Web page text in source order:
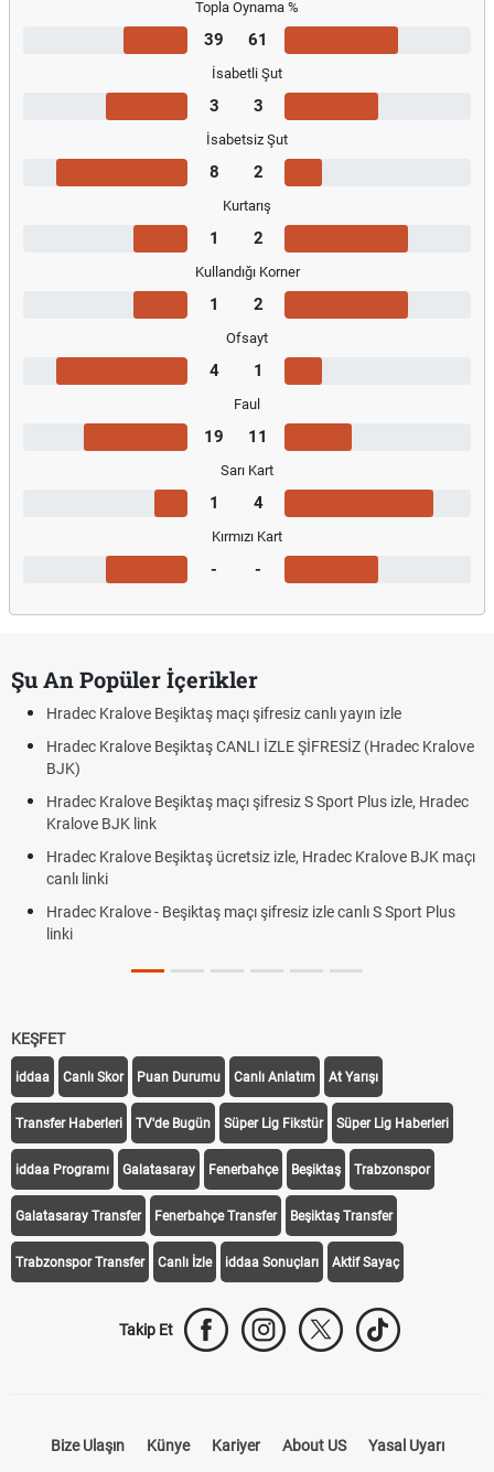
Topla Oynama %
39 61
İsabetli Şut
3 3
İsabetsiz Şut
8 2
Kurtarış
1 2
Kullandığı Korner
1 2
Ofsayt
4 1
Faul
19 11
Sarı Kart
1 4
Kırmızı Kart
- -
Şu An Popüler İçerikler
Hradec Kralove Beşiktaş maçı şifresiz canlı yayın izle
Hradec Kralove Beşiktaş CANLI İZLE ŞİFRESİZ (Hradec Kralove
BJK)
Hradec Kralove Beşiktaş maçı şifresiz S Sport Plus izle, Hradec
Kralove BJK link
Hradec Kralove Beşiktaş ücretsiz izle, Hradec Kralove BJK maçı
canlı linki
Hradec Kralove - Beşiktaş maçı şifresiz izle canlı S Sport Plus
linki
KEŞFET
iddaa Canlı Skor Puan Durumu Canlı Anlatım At Yarışı
Transfer Haberleri TV'de Bugün Süper Lig Fikstür Süper Lig Haberleri
iddaa Programı Galatasaray Fenerbahçe Beşiktaş Trabzonspor
Galatasaray Transfer Fenerbahçe Transfer Beşiktaş Transfer
Trabzonspor Transfer Canlı İzle iddaa Sonuçları Aktif Sayaç
Takip Et
Bize Ulaşın Künye Kariyer About US Yasal Uyarı